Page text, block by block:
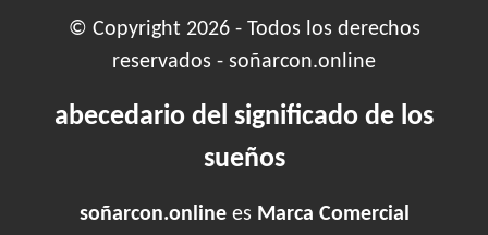
© Copyright 2026 - Todos los derechos
reservados - soñarcon.online
abecedario del significado de los
sueños
soñarcon.onlinees Marca Comercial